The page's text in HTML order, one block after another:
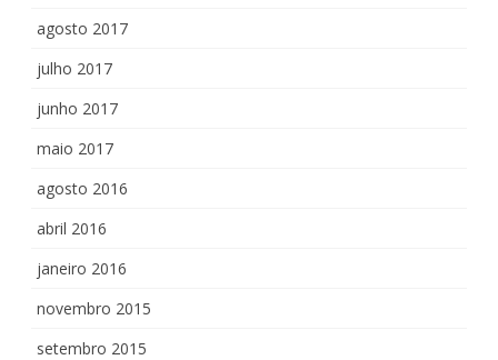
agosto 2017
julho 2017
junho 2017
maio 2017
agosto 2016
abril 2016
janeiro 2016
novembro 2015
setembro 2015